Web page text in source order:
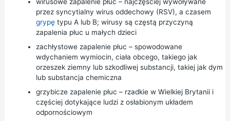
przez syncytialny wirus oddechowy (RSV), a czasem
grypętypu A lub B; wirusy są częstą przyczyną
zapalenia płuc u małych dzieci
zachłystowe zapalenie płuc – spowodowane
wdychaniem wymiocin, ciała obcego, takiego jak
orzeszek ziemny lub szkodliwej substancji, takiej jak dym
lub substancja chemiczna
grzybicze zapalenie płuc – rzadkie w Wielkiej Brytanii i
częściej dotykające ludzi z osłabionym układem
odpornościowym